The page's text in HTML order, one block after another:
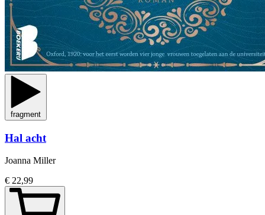
fragment
Hal acht
Joanna Miller
€ 22,99